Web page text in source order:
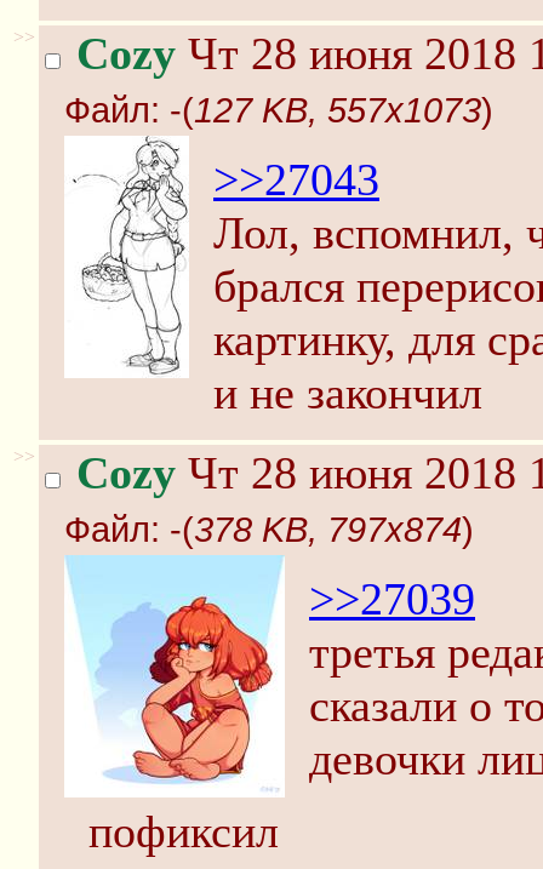
>> Cozy Чт 28 июня 2018
Файл: -(127 KB, 557x1073)
>>27043
Лол, вспомнил,
брался
картинку, для
и не закончил
>> Cozy Чт 28 июня 2018
Файл: -(378 KB, 797x874)
>>27039
третья
сказали о
девочки
пофиксил